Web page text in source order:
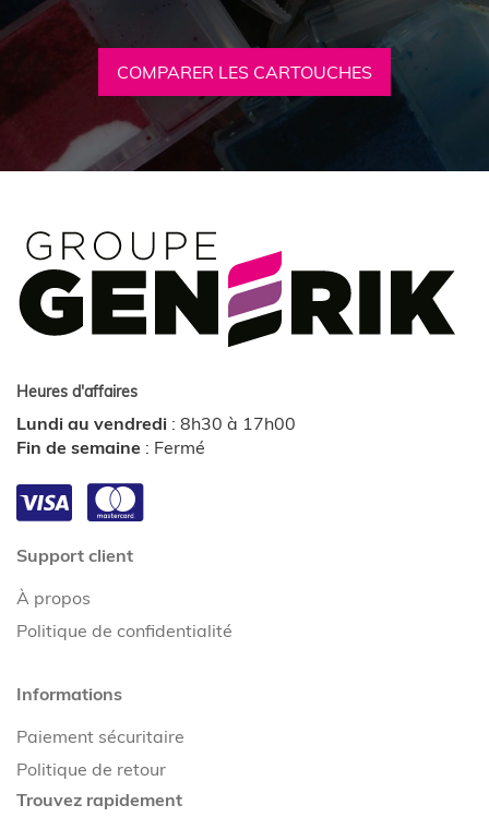
COMPARER LES CARTOUCHES
Heures d'affaires
Lundi au vendredi : 8h30 à 17h00
Fin de semaine : Fermé
Support client
À propos
Politique de confidentialité
Informations
Paiement sécuritaire
Politique de retour
Trouvez rapidement